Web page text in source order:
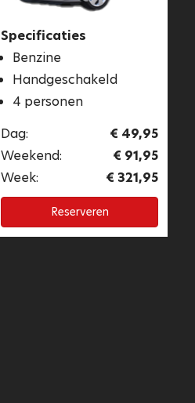
Specificaties
Benzine
Handgeschakeld
4 personen
Dag:
€ 49,95
Weekend:
€ 91,95
Week:
€ 321,95
Reserveren